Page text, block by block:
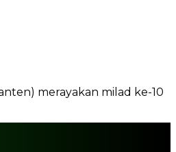
merayakan milad ke-10